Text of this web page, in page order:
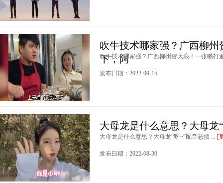
吹牛技术哪家强？广西柳
下，阿
吹牛技术哪家强？广西柳州贺大浪！一张嘴打
发布日期：2022-09-15
大母龙是什么意思？大母龙
大母龙是什么意思？大母龙“呀~”配音恶搞 ... [
发布日期：2022-08-30